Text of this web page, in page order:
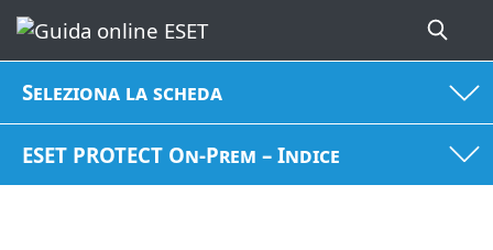
Seleziona la scheda
ESET PROTECT On-Prem – Indice